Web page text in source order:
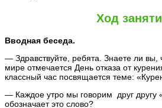
Ход
Вводная беседа.
— Здравствуйте, ребята. Знаете ли вы,
мире отмечается День отказа от
классный час посвящается теме:
— Каждое утро мы говорим друг другу
обозначает это слово?